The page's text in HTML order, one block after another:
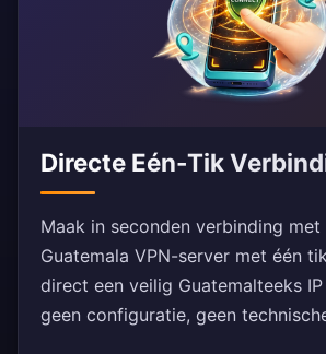
Directe Eén-Tik
Maak in seconden verbinding met
Guatemala VPN-server met één
direct een veilig Guatemalteeks
geen configuratie, geen